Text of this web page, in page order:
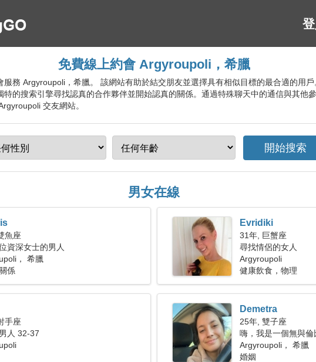
免費線上約會 Argyroupoli，希臘
務 Argyroupoli，希臘。 該網站有助於結交朋友並選擇具有相似目標的最合適的用
的搜索引擎尋找認真的合作夥伴並開始認真的關係。通過特殊聊天中的通信與其他
交友網站。
男女在線
魚座
資深女士的男人
， 希臘
係
Evridiki
31年, 巨蟹座
尋找情侶的女人
Argyroupoli
健康飲食，物理
手座
人 32-37
Demetra
25年, 雙子座
嗨，我是一個無與倫
Argyroupoli， 希臘
婚姻